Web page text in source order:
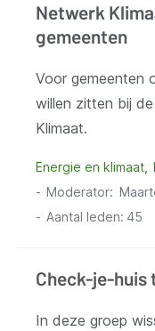
Netwerk
gemeenten
Voor gemeenten
willen zitten bij
Klimaat.
Energie en klimaat
Moderator
Aantal leden: 45
Check-je-huis
In deze groep